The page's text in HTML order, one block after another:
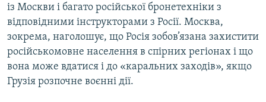
із Москви і багато російської бронетехніки з
відповідними інструкторами з Росії. Москва,
зокрема, наголошує, що Росія зобов’язана захистити
російськомовне населення в спірних регіонах і що
вона може вдатися і до «каральних заходів», якщо
Грузія розпочне воєнні дії.